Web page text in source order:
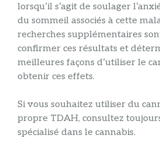
lorsqu’il s’agit de soulager
du sommeil associés à cette
recherches supplémentaires
confirmer ces résultats et
meilleures façons d’utiliser le
obtenir ces effets.
Si vous souhaitez utiliser du
propre TDAH, consultez
spécialisé dans le cannabis.